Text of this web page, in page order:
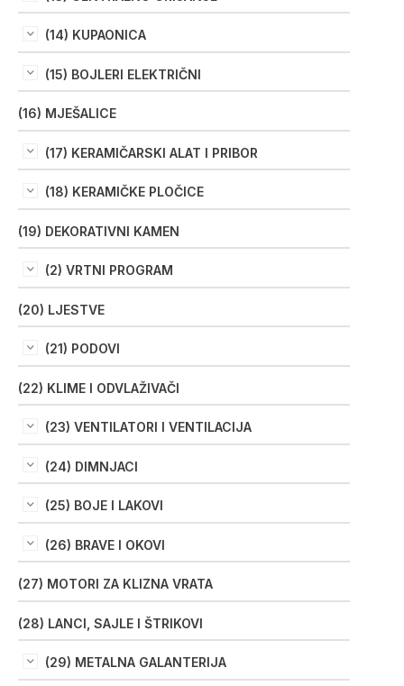
(14) KUPAONICA
(15) BOJLERI ELEKTRIČNI
(16) MJEŠALICE
(17) KERAMIČARSKI ALAT I PRIBOR
(18) KERAMIČKE PLOČICE
(19) DEKORATIVNI KAMEN
(2) VRTNI PROGRAM
(20) LJESTVE
(21) PODOVI
(22) KLIME I ODVLAŽIVAČI
(23) VENTILATORI I VENTILACIJA
(24) DIMNJACI
(25) BOJE I LAKOVI
(26) BRAVE I OKOVI
(27) MOTORI ZA KLIZNA VRATA
(28) LANCI, SAJLE I ŠTRIKOVI
(29) METALNA GALANTERIJA